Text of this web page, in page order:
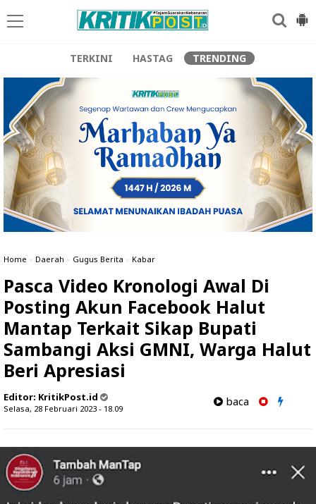
TERKINI HASTAG TRENDING
Home » Daerah » Gugus Berita » Kabar
Pasca Video Kronologi Awal Di
Posting Akun Facebook Halut
Mantap Terkait Sikap Bupati
Sambangi Aksi GMNI, Warga Halut
Beri Apresiasi
Editor: KritikPost.id
Selasa, 28 Februari 2023 - 18.09
baca